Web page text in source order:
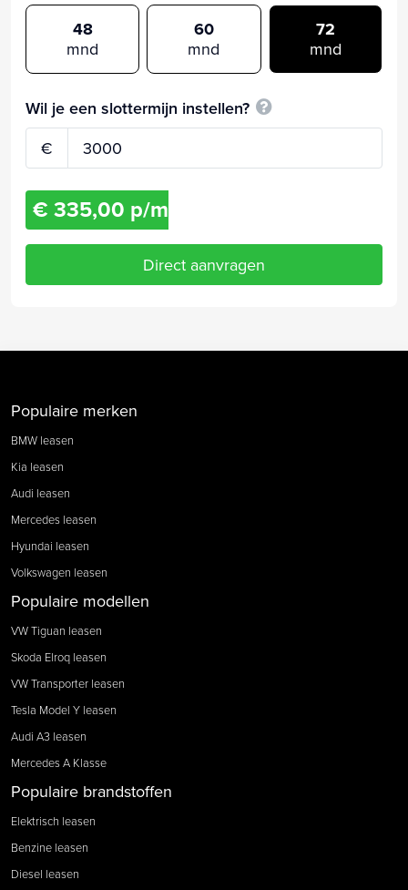
48
mnd
60
mnd
72
mnd
Wil je een slottermijn instellen?
€
€ 335,00 p/m
Direct aanvragen
Populaire merken
BMW leasen
Kia leasen
Audi leasen
Mercedes leasen
Hyundai leasen
Volkswagen leasen
Populaire modellen
VW Tiguan leasen
Skoda Elroq leasen
VW Transporter leasen
Tesla Model Y leasen
Audi A3 leasen
Mercedes A Klasse
Populaire brandstoffen
Elektrisch leasen
Benzine leasen
Diesel leasen